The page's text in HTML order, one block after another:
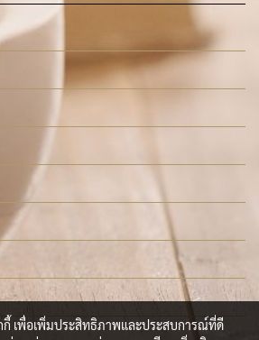
กี้ เพื่อเพิ่มประสิทธิภาพและประสบการณ์ที่ดี